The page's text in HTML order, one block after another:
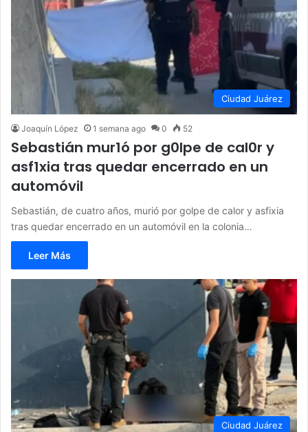
Ciudad Juárez
Joaquín López 1 semana ago 0 52
Sebastián mur1ó por g0lpe de cal0r y
asf1xia tras quedar encerrado en un
automóvil
Sebastián, de cuatro años, murió por golpe de calor y asfixia
tras quedar encerrado en un automóvil en la colonia…
Leer Más
Ciudad Juárez